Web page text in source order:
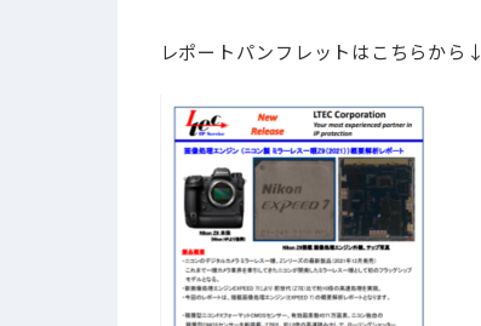
レポートパンフレットはこちらから↓